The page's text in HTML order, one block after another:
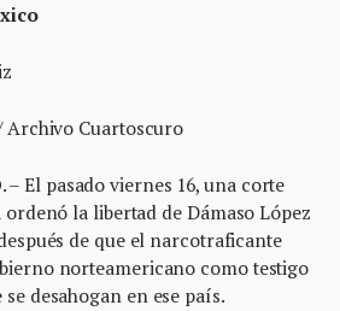
Archivo Cuartoscuro
– El pasado viernes 16, una corte
la libertad de Dámaso López
de que el narcotraficante
norteamericano como testigo
desahogan en ese país.